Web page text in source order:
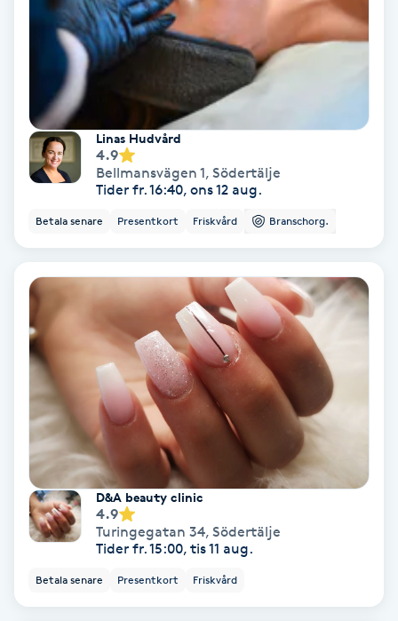
Färgning
Gel naglar
Gellack
Gellack med förstärkning
Gravidmassage
Gravidyoga
Gruppträning
Gua Sha-massage
Linas Hudvård
4.9
Bellmansvägen 1, Södertälje
Tider fr. 16:40, ons 12 aug.
Betala senare Presentkort Friskvård Branschorg.
D&A beauty clinic
4.9
Turingegatan 34, Södertälje
Tider fr. 15:00, tis 11 aug.
Betala senare Presentkort Friskvård